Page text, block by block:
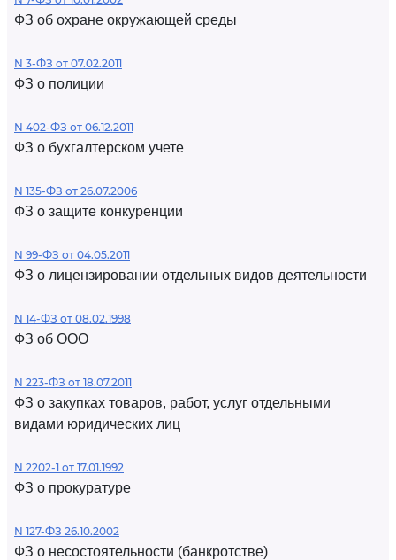
ФЗ об охране окружающей среды
N 3-ФЗ от 07.02.2011
ФЗ о полиции
N 402-ФЗ от 06.12.2011
ФЗ о бухгалтерском учете
N 135-ФЗ от 26.07.2006
ФЗ о защите конкуренции
N 99-ФЗ от 04.05.2011
ФЗ о лицензировании отдельных видов деятельности
N 14-ФЗ от 08.02.1998
ФЗ об ООО
N 223-ФЗ от 18.07.2011
ФЗ о закупках товаров, работ, услуг отдельными
видами юридических лиц
N 2202-1 от 17.01.1992
ФЗ о прокуратуре
N 127-ФЗ 26.10.2002
ФЗ о несостоятельности (банкротстве)